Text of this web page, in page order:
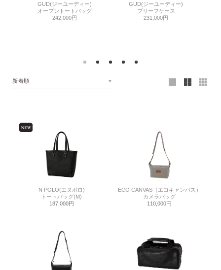
GUD(ジーユーディー)
オープントートバッグ
242,000円
GUD(ジーユーディー)
ブリーフケース
231,000円
新着順
N POLO(エヌポロ)
トートバッグ(M)
187,000円
ECO CANVAS（エコキャンバス）
カメラバッグ
110,000円